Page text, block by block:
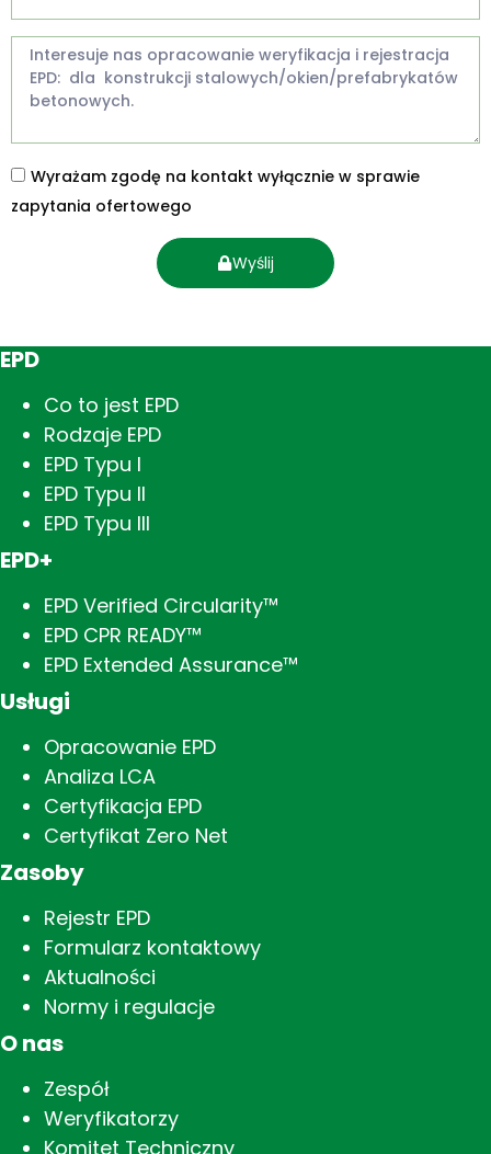
Wyrażam zgodę na kontakt wyłącznie w sprawie
zapytania ofertowego
Wyślij
EPD
Co to jest EPD
Rodzaje EPD
EPD Typu I
EPD Typu II
EPD Typu III
EPD+
EPD Verified Circularity™
EPD CPR READY™
EPD Extended Assurance™
Usługi
Opracowanie EPD
Analiza LCA
Certyfikacja EPD
Certyfikat Zero Net
Zasoby
Rejestr EPD
Formularz kontaktowy
Aktualności
Normy i regulacje
O nas
Zespół
Weryfikatorzy
Komitet Techniczny